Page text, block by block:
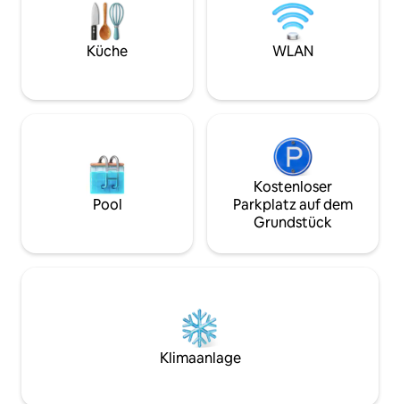
Feuerstelle und eine Hängematte, um
sich vollständig zu entspannen und zu
erholen. Bitte beachte, dass die Hütte an
einer windigen Einbahnstraße liegt. Es
Klimaanlage. SCC-Genehmigung #
Strecken (10
Strand und surfe
Weinprobe in
Weinberg
Küche WLAN
Pool
Kostenloser
Parkplatz auf dem
Grundstück
Klimaanlage